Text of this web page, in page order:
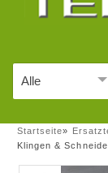
Startseite»
Klingen &